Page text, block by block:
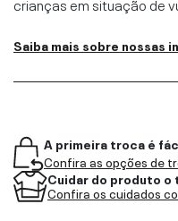
Saiba mais sobre nossas
A primeira troca é
Confira as opções de
Cuidar do produto o
Confira os cuidados